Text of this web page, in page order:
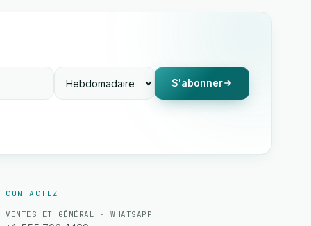
S'abonner
CONTACTEZ
VENTES ET GÉNÉRAL · WHATSAPP